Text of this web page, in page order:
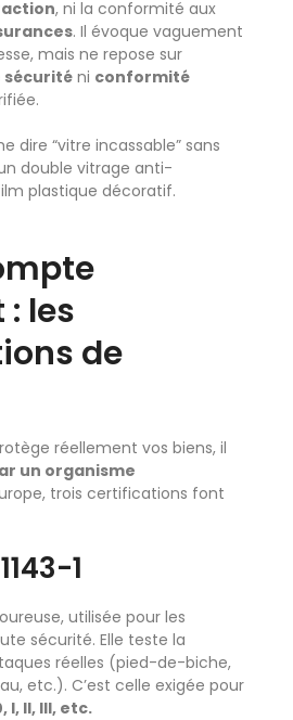
, ni la conformité aux
. Il évoque vaguement
mais ne repose sur
sécurité ni conformité
dire “vitre incassable” sans
double vitrage anti-
plastique décoratif.
les
de
réellement vos biens, il
un organisme
trois certifications font
1
utilisée pour les
sécurité. Elle teste la
réelles (pied-de-biche,
etc.). C’est celle exigée pour
II, III, etc.